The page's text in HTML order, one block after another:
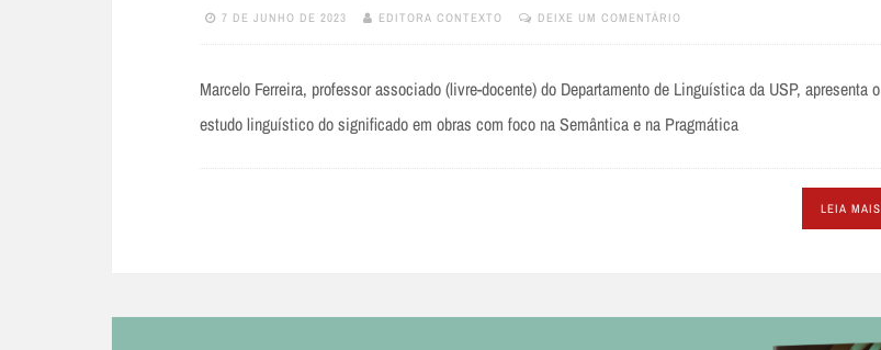
7 DE JUNHO DE 2023 EDITORA CONTEXTO DEIXE UM COMENTÁRIO
Marcelo Ferreira, professor associado (livre-docente) do Departamento de Linguística da USP, apresenta o
estudo linguístico do significado em obras com foco na Semântica e na Pragmática
LEIA MAIS